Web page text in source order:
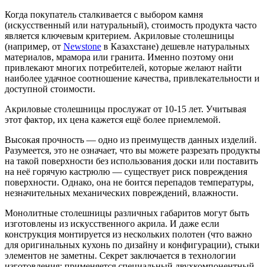
Когда покупатель сталкивается с выбором камня
(искусственный или натуральный), стоимость продукта часто
является ключевым критерием. Акриловые столешницы
(например, от Newstone в Казахстане) дешевле натуральных
материалов, мрамора или гранита. Именно поэтому они
привлекают многих потребителей, которые желают найти
наиболее удачное соотношение качества, привлекательности и
доступной стоимости.
Акриловые столешницы прослужат от 10-15 лет. Учитывая
этот фактор, их цена кажется ещё более приемлемой.
Высокая прочность — одно из преимуществ данных изделий.
Разумеется, это не означает, что вы можете разрезать продукты
на такой поверхности без использования доски или поставить
на неё горячую кастрюлю — существует риск повреждения
поверхности. Однако, она не боится перепадов температуры,
незначительных механических повреждений, влажности.
Монолитные столешницы различных габаритов могут быть
изготовлены из искусственного акрила. И даже если
конструкция монтируется из нескольких полотен (что важно
для оригинальных кухонь по дизайну и конфигурации), стыки
элементов не заметны. Секрет заключается в технологии